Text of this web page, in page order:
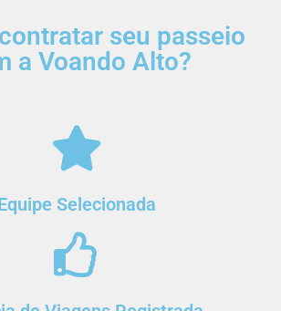
seu passeio
a Voando Alto?
Selecionada